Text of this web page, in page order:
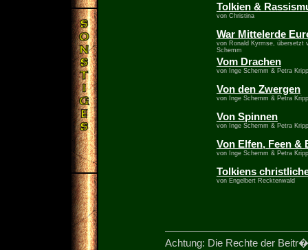
Tolkien &
von Christina
War Mittelerde
von Ronald Kyrmse, übersetzt
Schemm
Vom Drachen
von Inge Schemm & Petra
Von den Zwergen
von Inge Schemm & Petra
Von Spinnen
von Inge Schemm & Petra
Von Elfen, Feen &
von Inge Schemm & Petra
Tolkiens
von Engelbert Recktenwald
Achtung: Die Rechte der